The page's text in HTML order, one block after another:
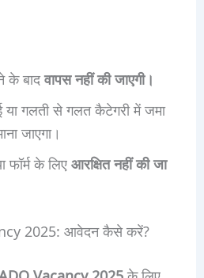
के बादवापस नहीं की जाएगी।
या गलती से गलत कैटेगरी में जमा
जाएगा।
फॉर्म के लिएआरक्षित नहीं की जा
2025: आवेदन कैसे करें?